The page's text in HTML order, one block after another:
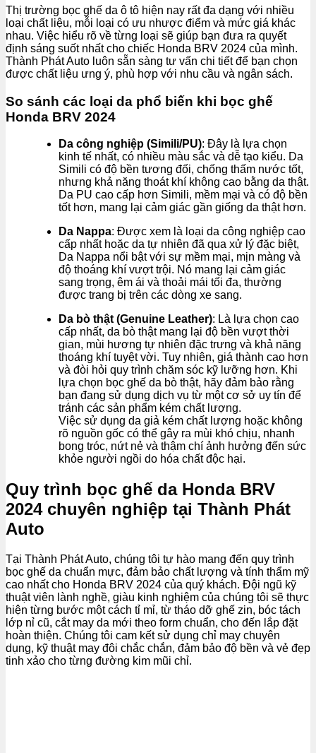
Thị trường bọc ghế da ô tô hiện nay rất đa dạng với nhiều
loại chất liệu, mỗi loại có ưu nhược điểm và mức giá khác
nhau. Việc hiểu rõ về từng loại sẽ giúp bạn đưa ra quyết
định sáng suốt nhất cho chiếc Honda BRV 2024 của mình.
Thành Phát Auto luôn sẵn sàng tư vấn chi tiết để bạn chọn
được chất liệu ưng ý, phù hợp với nhu cầu và ngân sách.
So sánh các loại da phổ biến khi bọc ghế
Honda BRV 2024
Da công nghiệp (Simili/PU): Đây là lựa chọn
kinh tế nhất, có nhiều màu sắc và dễ tạo kiểu. Da
Simili có độ bền tương đối, chống thấm nước tốt,
nhưng khả năng thoát khí không cao bằng da thật.
Da PU cao cấp hơn Simili, mềm mại và có độ bền
tốt hơn, mang lại cảm giác gần giống da thật hơn.
Da Nappa: Được xem là loại da công nghiệp cao
cấp nhất hoặc da tự nhiên đã qua xử lý đặc biệt,
Da Nappa nổi bật với sự mềm mại, mịn màng và
độ thoáng khí vượt trội. Nó mang lại cảm giác
sang trọng, êm ái và thoải mái tối đa, thường
được trang bị trên các dòng xe sang.
Da bò thật (Genuine Leather): Là lựa chọn cao
cấp nhất, da bò thật mang lại độ bền vượt thời
gian, mùi hương tự nhiên đặc trưng và khả năng
thoáng khí tuyệt vời. Tuy nhiên, giá thành cao hơn
và đòi hỏi quy trình chăm sóc kỹ lưỡng hơn. Khi
lựa chọn bọc ghế da bò thật, hãy đảm bảo rằng
bạn đang sử dụng dịch vụ từ một cơ sở uy tín để
tránh các sản phẩm kém chất lượng.
Việc sử dụng da giả kém chất lượng hoặc không
rõ nguồn gốc có thể gây ra mùi khó chịu, nhanh
bong tróc, nứt nẻ và thậm chí ảnh hưởng đến sức
khỏe người ngồi do hóa chất độc hại.
Quy trình bọc ghế da Honda BRV
2024 chuyên nghiệp tại Thành Phát
Auto
Tại Thành Phát Auto, chúng tôi tự hào mang đến quy trình
bọc ghế da chuẩn mực, đảm bảo chất lượng và tính thẩm mỹ
cao nhất cho Honda BRV 2024 của quý khách. Đội ngũ kỹ
thuật viên lành nghề, giàu kinh nghiệm của chúng tôi sẽ thực
hiện từng bước một cách tỉ mỉ, từ tháo dỡ ghế zin, bóc tách
lớp nỉ cũ, cắt may da mới theo form chuẩn, cho đến lắp đặt
hoàn thiện. Chúng tôi cam kết sử dụng chỉ may chuyên
dụng, kỹ thuật may đôi chắc chắn, đảm bảo độ bền và vẻ đẹp
tinh xảo cho từng đường kim mũi chỉ.